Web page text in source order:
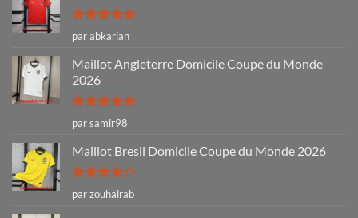
Note5sur
5
par abkarian
Maillot Angleterre Domicile Coupe du Monde
2026
Note5sur
5
par samir98
Maillot Bresil Domicile Coupe du Monde 2026
Note4
sur 5
par zouhairab